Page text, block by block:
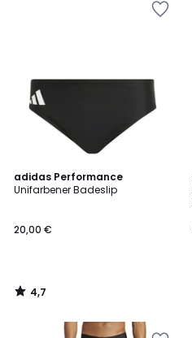
adidas Performance
Unifarbener Badeslip
20,00 €
4,7
/ 5
4,7
/